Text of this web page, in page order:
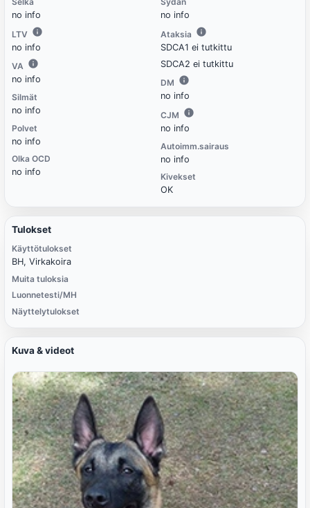
no info
LTV
no info
VA
no info
Silmät
no info
Polvet
no info
Olka OCD
no info
no info
Ataksia
SDCA1 ei tutkittu
SDCA2 ei tutkittu
DM
no info
CJM
no info
Autoimm.sairaus
no info
Kivekset
OK
Tulokset
Käyttötulokset
BH, Virkakoira
Muita tuloksia
Luonnetesti/MH
Näyttelytulokset
Kuva & videot